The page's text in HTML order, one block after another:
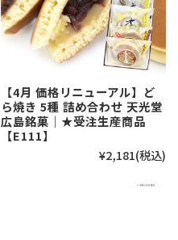
【4月 価格リニューアル】ど
ら焼き 5種 詰め合わせ 天光堂
広島銘菓｜★受注生産商品
【E111】
¥2,181(税込)